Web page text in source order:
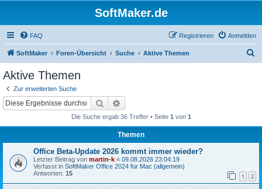
SoftMaker.de
FAQ Anmelden
Registrieren
SoftMaker Foren-Übersicht Suche Aktive Themen
Aktive Themen
Zur erweiterten Suche
Suche
Die Suche ergab 36 Treffer • Seite 1 von 1
Themen
Office Beta-Update 2026 kommt immer wieder?
Letzter Beitrag von martin-k « 09.08.2026 23:04:19
Verfasst in SoftMaker Office 2024 für Mac (allgemein)
Antworten: 15 1 2